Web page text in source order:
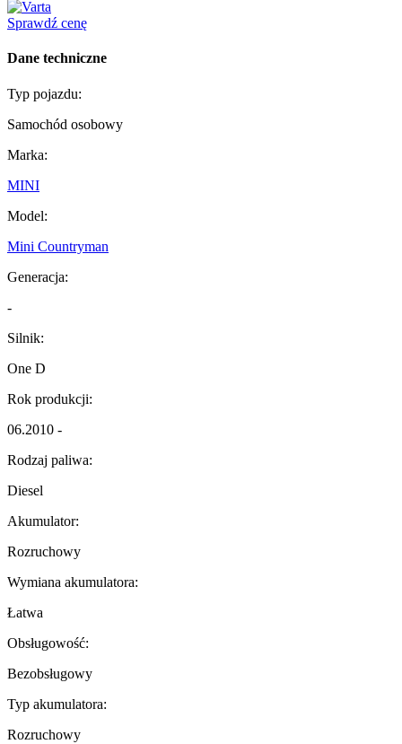
Sprawdź cenę
Dane techniczne
Typ pojazdu:
Samochód osobowy
Marka:
MINI
Model:
Mini Countryman
Generacja:
-
Silnik:
One D
Rok produkcji:
06.2010 -
Rodzaj paliwa:
Diesel
Akumulator:
Rozruchowy
Wymiana akumulatora:
Łatwa
Obsługowość:
Bezobsługowy
Typ akumulatora:
Rozruchowy